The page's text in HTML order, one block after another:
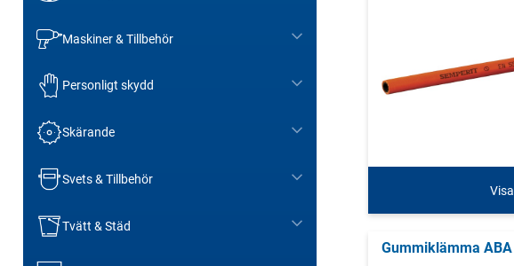
Maskiner & Tillbehör
Personligt skydd
Skärande
Svets & Tillbehör
Tvätt & Städ
Visa
Gummiklämma ABA